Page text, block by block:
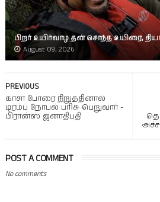
பிறர் உயிர்வாழ தன் சொந்த உயிரை,
August 09, 2026
PREVIOUS
காசா போரை நிறுத்தினால்
டிரம்ப் நோபல் பரிசு பெறுவார் -
பிரான்ஸ் ஜனாதிபதி
POST A COMMENT
No comments